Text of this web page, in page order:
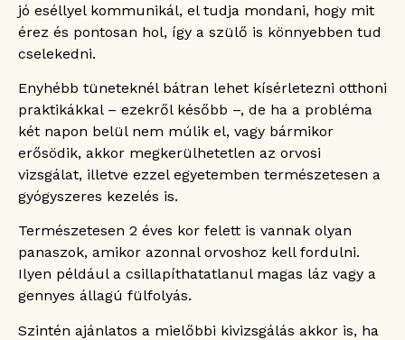
jó eséllyel kommunikál, el tudja mondani, hogy mit
érez és pontosan hol, így a szülő is könnyebben tud
cselekedni.
Enyhébb tüneteknél bátran lehet kísérletezni otthoni
praktikákkal – ezekről később –, de ha a probléma
két napon belül nem múlik el, vagy bármikor
erősödik, akkor megkerülhetetlen az orvosi
vizsgálat, illetve ezzel egyetemben természetesen a
gyógyszeres kezelés is.
Természetesen 2 éves kor felett is vannak olyan
panaszok, amikor azonnal orvoshoz kell fordulni.
Ilyen például a csillapíthatatlanul magas láz vagy a
gennyes állagú fülfolyás.
Szintén ajánlatos a mielőbbi kivizsgálás akkor is, ha